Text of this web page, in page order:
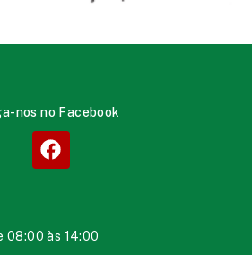
nos no Facebook
08:00 às 14:00